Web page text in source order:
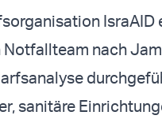
IsraAID
nach
sanitäre